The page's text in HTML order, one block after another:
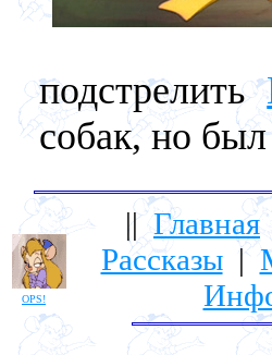
подстрелить
собак, но
OPS!
||Главная
Рассказы|